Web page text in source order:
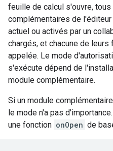
feuille de calcul s'ouvre,
complémentaires de
actuel ou activés par un
chargés, et chacune de leurs
appelée. Le mode
s'exécute dépend de
module complémentaire.
Si un module
le mode n'a pas
une fonction onOpen de